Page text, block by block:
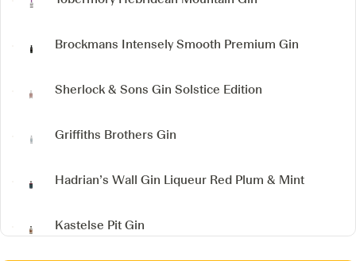
Brockmans Intensely Smooth Premium Gin
Sherlock & Sons Gin Solstice Edition
Griffiths Brothers Gin
Hadrian’s Wall Gin Liqueur Red Plum & Mint
Kastelse Pit Gin